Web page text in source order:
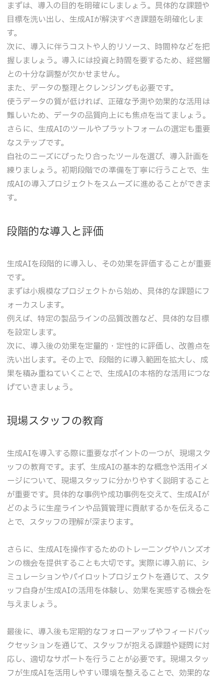
まずは、導入の目的を明確にしましょう。具体的な課題や
目標を洗い出し、生成AIが解決すべき課題を明確化しま
す。
次に、導入に伴うコストや人的リソース、時間枠などを把
握しましょう。導入には投資と時間を要するため、経営層
との十分な調整が欠かせません。
また、データの整理とクレンジングも必要です。
使うデータの質が低ければ、正確な予測や効果的な活用は
難しいため、データの品質向上にも焦点を当てましょう。
さらに、生成AIのツールやプラットフォームの選定も重要
なステップです。
自社のニーズにぴったり合ったツールを選び、導入計画を
練りましょう。初期段階での準備を丁寧に行うことで、生
成AIの導入プロジェクトをスムーズに進めることができま
す。
段階的な導入と評価
生成AIを段階的に導入し、その効果を評価することが重要
です。
まずは小規模なプロジェクトから始め、具体的な課題にフ
ォーカスします。
例えば、特定の製品ラインの品質改善など、具体的な目標
を設定します。
次に、導入後の効果を定量的・定性的に評価し、改善点を
洗い出します。その上で、段階的に導入範囲を拡大し、成
果を積み重ねていくことで、生成AIの本格的な活用につな
げていきましょう。
現場スタッフの教育
生成AIを導入する際に重要なポイントの一つが、現場スタ
ッフの教育です。まず、生成AIの基本的な概念や活用イメ
ージについて、現場スタッフに分かりやすく説明すること
が重要です。具体的な事例や成功事例を交えて、生成AIが
どのように生産ラインや品質管理に貢献するかを伝えるこ
とで、スタッフの理解が深まります。
さらに、生成AIを操作するためのトレーニングやハンズオ
ンの機会を提供することも大切です。実際に導入前に、シ
ミュレーションやパイロットプロジェクトを通じて、スタ
ッフ自身が生成AIの活用を体験し、効果を実感する機会を
与えましょう。
最後に、導入後も定期的なフォローアップやフィードバッ
クセッションを通じて、スタッフが抱える課題や疑問に対
応し、適切なサポートを行うことが必要です。現場スタッ
フが生成AIを活用しやすい環境を整えることで、効果的な